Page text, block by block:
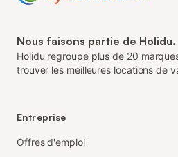
Nous faisons partie de Holidu.
Holidu regroupe plus de 20
trouver les meilleures locations de
Entreprise
Offres d'emploi